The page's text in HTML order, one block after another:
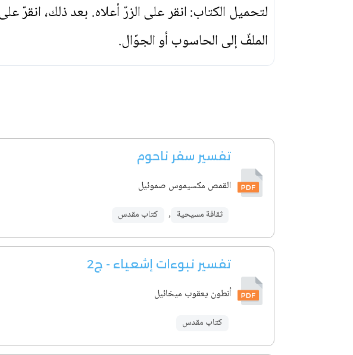
لتحميل الكتاب: انقر على الزرّ أعلاه. بعد ذلك،
الملفّ إلى الحاسوب أو الجوّال.
تفسير سفر ناحوم
القمص مكسيموس صموئيل
ثقافة مسيحية , كتاب مقدس
تفسير نبوءات إشعياء - ج2
أنطون يعقوب ميخائيل
كتاب مقدس